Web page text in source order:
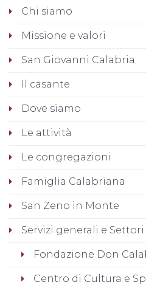
Chi siamo
Missione e valori
San Giovanni Calabria
Il casante
Dove siamo
Le attività
Le congregazioni
Famiglia Calabriana
San Zeno in Monte
Servizi generali e Settori
Fondazione Don
Centro di Cultura e